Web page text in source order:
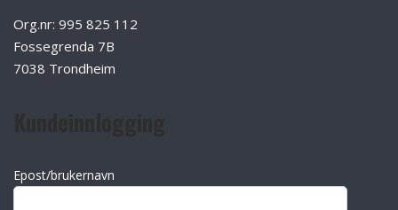
Org.nr: 995 825 112
Fossegrenda 7B
7038 Trondheim
Epost/brukernavn